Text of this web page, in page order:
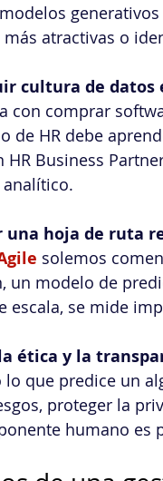
atractivas o
cultura de datos
con comprar
de HR debe
HR Business
una hoja de ruta
solemos
un modelo de
escala, se mide
ética y la
lo que predice un
proteger la
humano es